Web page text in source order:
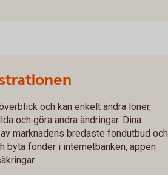
och kan enkelt ändra löner,
och göra andra ändringar. Dina
marknadens bredaste fondutbud och
byta fonder i internetbanken, appen